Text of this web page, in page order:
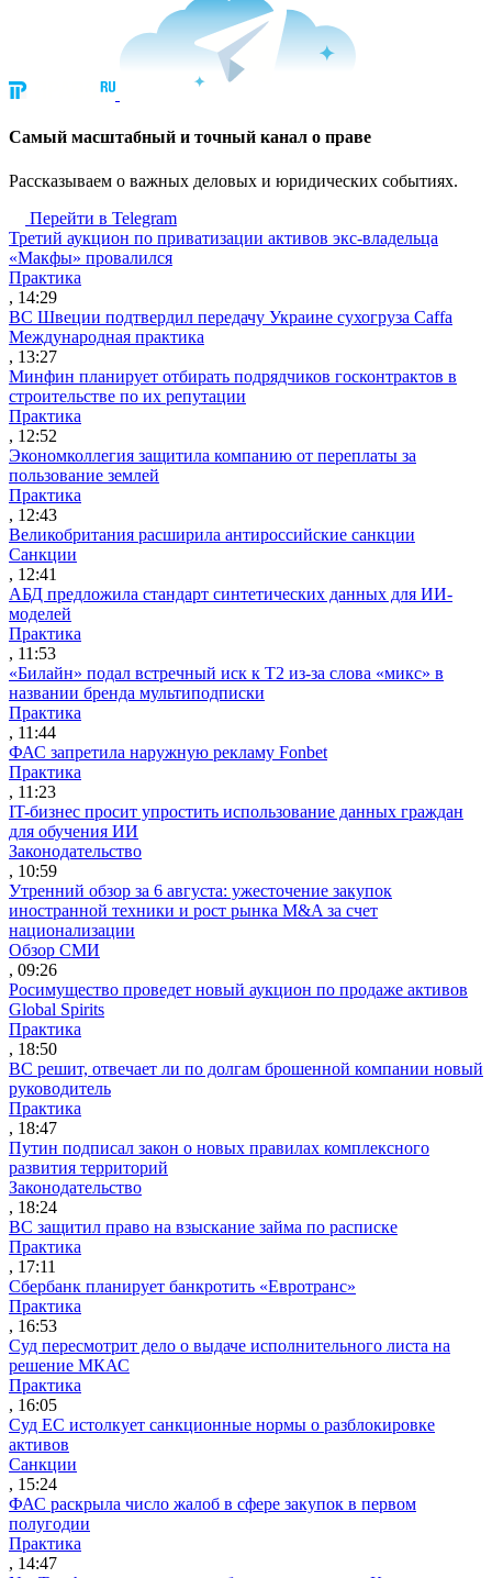
Cамый масштабный и точный канал о праве
Рассказываем о важных деловых и юридических событиях.
Перейти в Telegram
Третий аукцион по приватизации активов экс-владельца
«Макфы» провалился
Практика
, 14:29
ВС Швеции подтвердил передачу Украине сухогруза Caffa
Международная практика
, 13:27
Минфин планирует отбирать подрядчиков госконтрактов в
строительстве по их репутации
Практика
, 12:52
Экономколлегия защитила компанию от переплаты за
пользование землей
Практика
, 12:43
Великобритания расширила антироссийские санкции
Санкции
, 12:41
АБД предложила стандарт синтетических данных для ИИ-
моделей
Практика
, 11:53
«Билайн» подал встречный иск к Т2 из-за слова «микс» в
названии бренда мультиподписки
Практика
, 11:44
ФАС запретила наружную рекламу Fonbet
Практика
, 11:23
IT-бизнес просит упростить использование данных граждан
для обучения ИИ
Законодательство
, 10:59
Утренний обзор за 6 августа: ужесточение закупок
иностранной техники и рост рынка M&A за счет
национализации
Обзор СМИ
, 09:26
Росимущество проведет новый аукцион по продаже активов
Global Spirits
Практика
, 18:50
ВС решит, отвечает ли по долгам брошенной компании новый
руководитель
Практика
, 18:47
Путин подписал закон о новых правилах комплексного
развития территорий
Законодательство
, 18:24
ВС защитил право на взыскание займа по расписке
Практика
, 17:11
Сбербанк планирует банкротить «Евротранс»
Практика
, 16:53
Суд пересмотрит дело о выдаче исполнительного листа на
решение МКАС
Практика
, 16:05
Суд ЕС истолкует санкционные нормы о разблокировке
активов
Санкции
, 15:24
ФАС раскрыла число жалоб в сфере закупок в первом
полугодии
Практика
, 14:47